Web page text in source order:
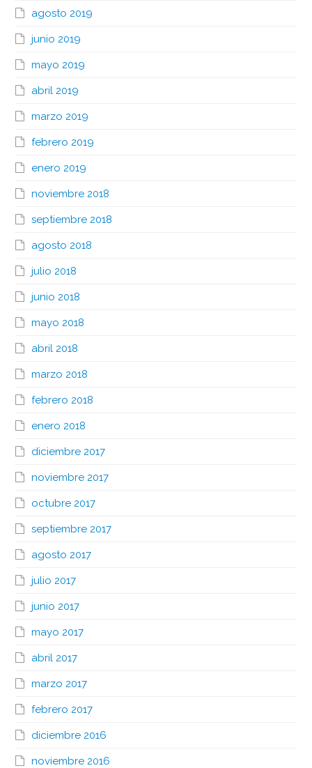
agosto 2019
junio 2019
mayo 2019
abril 2019
marzo 2019
febrero 2019
enero 2019
noviembre 2018
septiembre 2018
agosto 2018
julio 2018
junio 2018
mayo 2018
abril 2018
marzo 2018
febrero 2018
enero 2018
diciembre 2017
noviembre 2017
octubre 2017
septiembre 2017
agosto 2017
julio 2017
junio 2017
mayo 2017
abril 2017
marzo 2017
febrero 2017
diciembre 2016
noviembre 2016